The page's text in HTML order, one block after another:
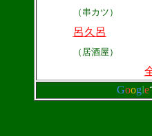
（串カツ）
呂久呂
（居酒屋）
Google